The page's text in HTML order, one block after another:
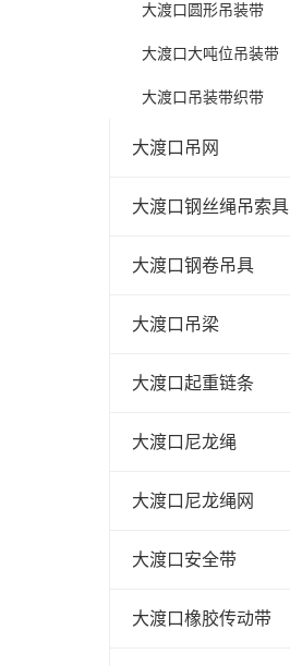
大渡口圆形吊装带
大渡口大吨位吊装带
大渡口吊装带织带
大渡口吊网
大渡口钢丝绳吊索具
大渡口钢卷吊具
大渡口吊梁
大渡口起重链条
大渡口尼龙绳
大渡口尼龙绳网
大渡口安全带
大渡口橡胶传动带